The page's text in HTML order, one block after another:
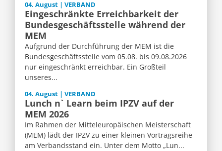
04. August | VERBAND
Eingeschränkte Erreichbarkeit der
Bundesgeschäftsstelle während der
MEM
Aufgrund der Durchführung der MEM ist die
Bundesgeschäftsstelle vom 05.08. bis 09.08.2026
nur eingeschränkt erreichbar. Ein Großteil
unseres...
04. August | VERBAND
Lunch n` Learn beim IPZV auf der
MEM 2026
Im Rahmen der Mitteleuropäischen Meisterschaft
(MEM) lädt der IPZV zu einer kleinen Vortragsreihe
am Verbandsstand ein. Unter dem Motto „Lun...